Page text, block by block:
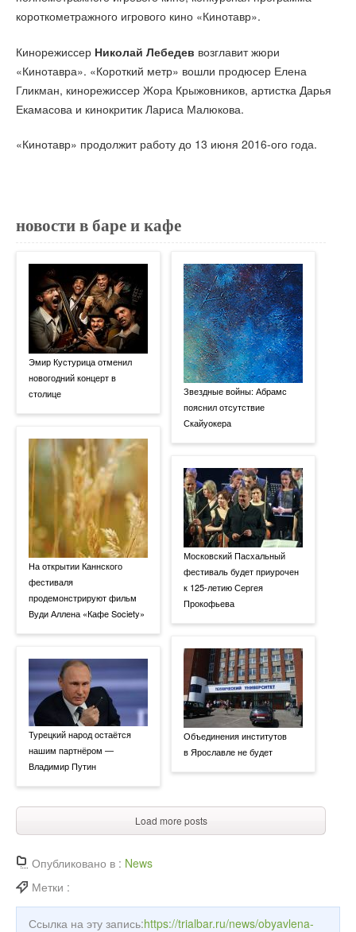
короткометражного игрового кино «Кинотавр».
Кинорежиссер Николай Лебедев возглавит жюри
«Кинотавра». «Короткий метр» вошли продюсер Елена
Гликман, кинорежиссер Жора Крыжовников, артистка Дарья
Екамасова и кинокритик Лариса Малюкова.
«Кинотавр» продолжит работу до 13 июня 2016-ого года.
новости в баре и кафе
Эмир Кустурица отменил
новогодний концерт в
столице
На открытии Каннского
фестиваля
продемонстрируют фильм
Вуди Аллена «Кафе Society»
Турецкий народ остаётся
нашим партнёром —
Владимир Путин
Звездные войны: Абрамс
пояснил отсутствие
Скайуокера
Московский Пасхальный
фестиваль будет приурочен
к 125-летию Сергея
Прокофьева
Объединения институтов
в Ярославле не будет
Load more posts
Опубликовано в : News
Метки :
Ссылка на эту запись:https://trialbar.ru/news/obyavlena-